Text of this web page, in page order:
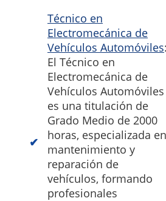
Técnico en
Electromecánica de
Vehículos Automóviles:
El Técnico en
Electromecánica de
Vehículos Automóviles
es una titulación de
Grado Medio de 2000
horas, especializada en
mantenimiento y
reparación de
vehículos, formando
profesionales